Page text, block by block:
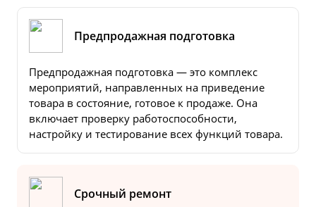
Предпродажная подготовка
Предпродажная подготовка — это комплекс
мероприятий, направленных на приведение
товара в состояние, готовое к продаже. Она
включает проверку работоспособности,
настройку и тестирование всех функций товара.
Срочный ремонт